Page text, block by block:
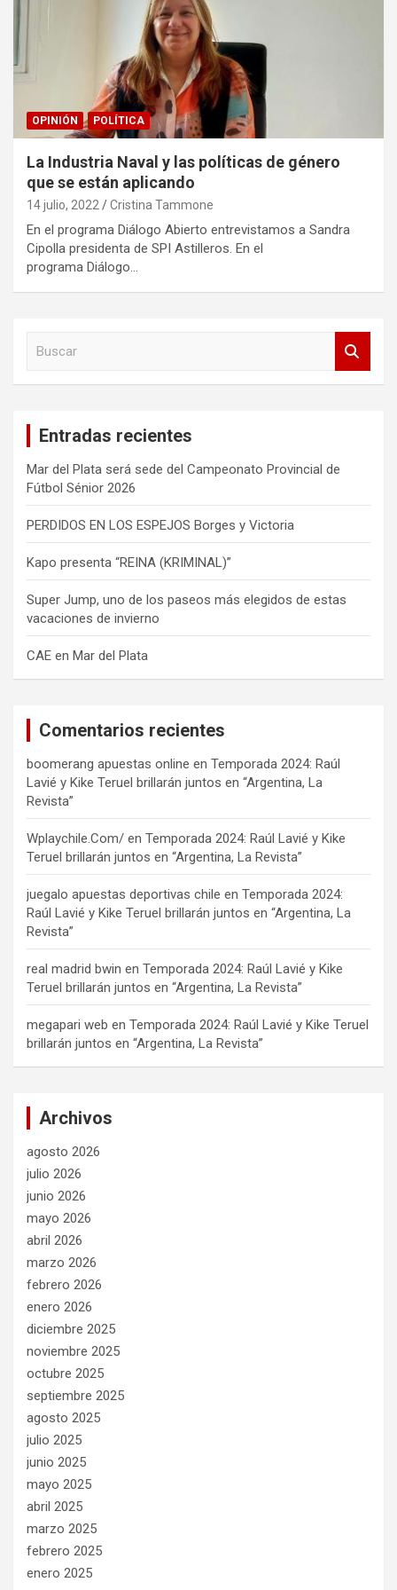
OPINIÓN POLÍTICA
La Industria Naval y las políticas de género
que se están aplicando
14 julio, 2022 Cristina Tammone
En el programa Diálogo Abierto entrevistamos a Sandra
Cipolla presidenta de SPI Astilleros. En el
programa Diálogo…
Entradas recientes
Mar del Plata será sede del Campeonato Provincial de
Fútbol Sénior 2026
PERDIDOS EN LOS ESPEJOS Borges y Victoria
Kapo presenta “REINA (KRIMINAL)”
Super Jump, uno de los paseos más elegidos de estas
vacaciones de invierno
CAE en Mar del Plata
Comentarios recientes
boomerang apuestas online en Temporada 2024: Raúl
Lavié y Kike Teruel brillarán juntos en “Argentina, La
Revista”
Wplaychile.Com/ en Temporada 2024: Raúl Lavié y Kike
Teruel brillarán juntos en “Argentina, La Revista”
juegalo apuestas deportivas chile en Temporada 2024:
Raúl Lavié y Kike Teruel brillarán juntos en “Argentina, La
Revista”
real madrid bwin en Temporada 2024: Raúl Lavié y Kike
Teruel brillarán juntos en “Argentina, La Revista”
megapari web en Temporada 2024: Raúl Lavié y Kike Teruel
brillarán juntos en “Argentina, La Revista”
Archivos
agosto 2026
julio 2026
junio 2026
mayo 2026
abril 2026
marzo 2026
febrero 2026
enero 2026
diciembre 2025
noviembre 2025
octubre 2025
septiembre 2025
agosto 2025
julio 2025
junio 2025
mayo 2025
abril 2025
marzo 2025
febrero 2025
enero 2025